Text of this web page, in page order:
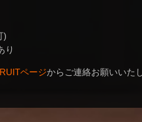
)
り
ページからご連絡お願いいた